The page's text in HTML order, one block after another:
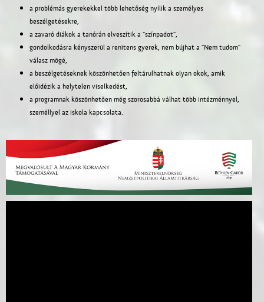
a problémás gyerekekkel több lehetőség nyílik a személyes
beszélgetésekre,
a zavaró diákok a tanórán elveszítik a "színpadot",
gondolkodásra kényszerül a renitens gyerek, nem bújhat a "Nem tudom"
válasz mögé,
a beszélgetéseknek köszönhetően feltárulhatnak olyan okok, amik
előidézik a helytelen viselkedést,
a programnak köszönhetően még szorosabbá válhat több intézménnyel,
személlyel az iskola kapcsolata.